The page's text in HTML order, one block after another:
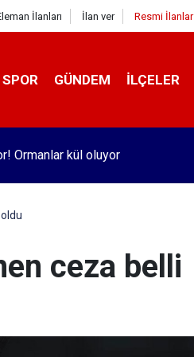
İlanları İlan ver Resmi İlanlar
GÜNDEM İLÇELER
Ormanlar kül oluyor
ceza belli